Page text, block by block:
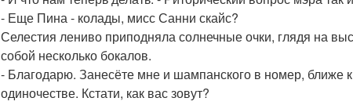
- Еще Пина - колады, мисс Санни скайс?
Селестия лениво приподняла солнечные очки, глядя на
собой несколько бокалов.
- Благодарю. Занесёте мне и шампанского в номер, ближе
одиночестве. Кстати, как вас зовут?